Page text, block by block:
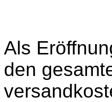
Als
den